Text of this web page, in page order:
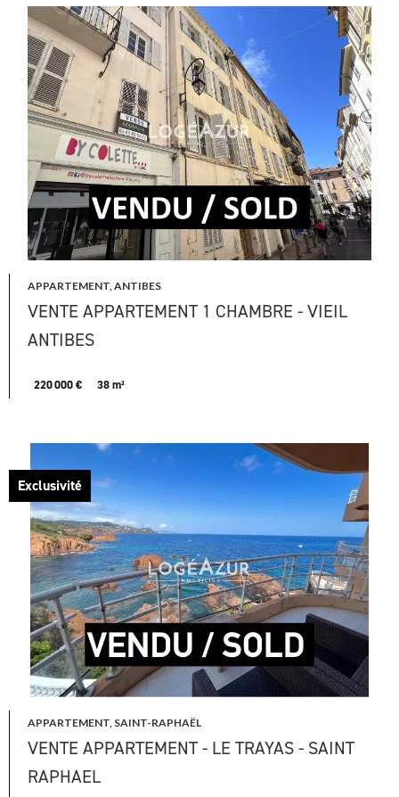
APPARTEMENT, ANTIBES
VENTE APPARTEMENT 1 CHAMBRE - VIEIL
ANTIBES
220 000 € 38 m²
APPARTEMENT, SAINT-RAPHAËL
VENTE APPARTEMENT - LE TRAYAS - SAINT
RAPHAEL
Exclusivité